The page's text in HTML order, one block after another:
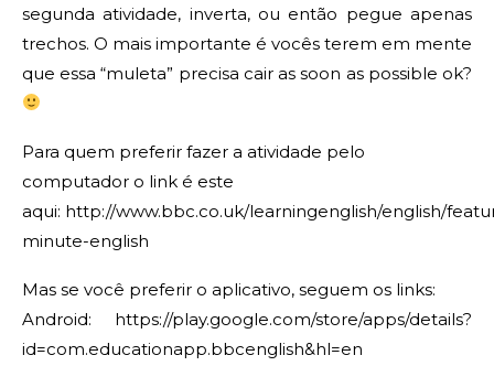
segunda atividade, inverta, ou então pegue apenas
trechos. O mais importante é vocês terem em mente
que essa “muleta” precisa cair as soon as possible ok?
Para quem preferir fazer a atividade pelo
computador o link é este
aqui: http://www.bbc.co.uk/learningenglish/english/
minute-english
Mas se você preferir o aplicativo, seguem os links:
Android: https://play.google.com/store/apps/details?
id=com.educationapp.bbcenglish&hl=en